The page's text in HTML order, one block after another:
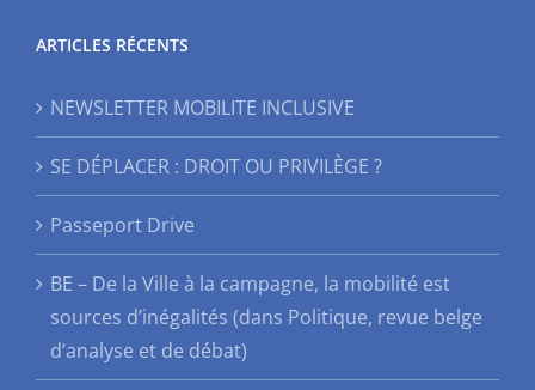
ARTICLES RÉCENTS
NEWSLETTER MOBILITE INCLUSIVE
SE DÉPLACER : DROIT OU PRIVILÈGE ?
Passeport Drive
BE – De la Ville à la campagne, la mobilité est
sources d’inégalités (dans Politique, revue belge
d’analyse et de débat)